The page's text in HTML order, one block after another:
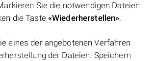
Sie die notwendigen Dateien
die Taste «Wiederherstellen».
eines der angebotenen Verfahren
der Dateien. Speichern